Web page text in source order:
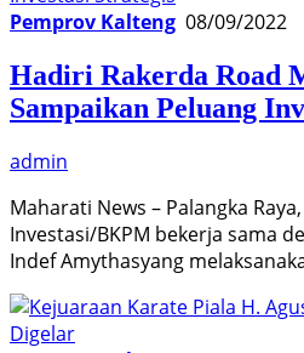
Pemprov Kalteng 08/09/2022
Hadiri Rakerda Road
Sampaikan Peluang
admin
Maharati News – Palangka
Investasi/BKPM bekerja sama
Indef Amythasyang